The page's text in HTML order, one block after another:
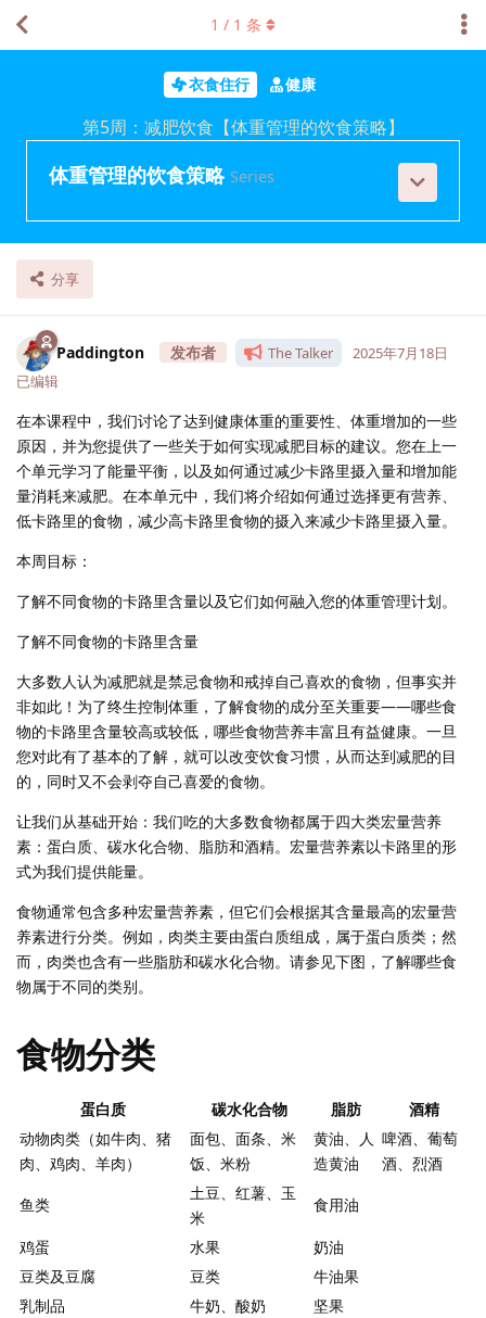
衣食住行 健康
第5周：减肥饮食【体重管理的饮食策略】
体重管理的饮食策略 Series
分享
1 / 1 条
Paddington The Talker
2025年7月18日
已编辑
在本课程中，我们讨论了达到健康体重的重要性、体重增加的一些
原因，并为您提供了一些关于如何实现减肥目标的建议。您在上一
个单元学习了能量平衡，以及如何通过减少卡路里摄入量和增加能
量消耗来减肥。在本单元中，我们将介绍如何通过选择更有营养、
低卡路里的食物，减少高卡路里食物的摄入来减少卡路里摄入量。
本周目标：
了解不同食物的卡路里含量以及它们如何融入您的体重管理计划。
了解不同食物的卡路里含量
大多数人认为减肥就是禁忌食物和戒掉自己喜欢的食物，但事实并
非如此！为了终生控制体重，了解食物的成分至关重要——哪些食
物的卡路里含量较高或较低，哪些食物营养丰富且有益健康。一旦
您对此有了基本的了解，就可以改变饮食习惯，从而达到减肥的目
的，同时又不会剥夺自己喜爱的食物。
让我们从基础开始：我们吃的大多数食物都属于四大类宏量营养
素：蛋白质、碳水化合物、脂肪和酒精。宏量营养素以卡路里的形
式为我们提供能量。
食物通常包含多种宏量营养素，但它们会根据其含量最高的宏量营
养素进行分类。例如，肉类主要由蛋白质组成，属于蛋白质类；然
而，肉类也含有一些脂肪和碳水化合物。请参见下图，了解哪些食
物属于不同的类别。
食物分类
蛋白质 碳水化合物 脂肪
酒精
动物肉类（如牛肉、猪
肉、鸡肉、羊肉）
面包、面条、米
饭、米粉
黄油、人
造黄油
啤酒、葡萄
酒、烈酒
鱼类
土豆、红薯、玉
米
食用油
鸡蛋 水果
奶油
豆类及豆腐
豆类
牛油果
乳制品
牛奶、酸奶
坚果